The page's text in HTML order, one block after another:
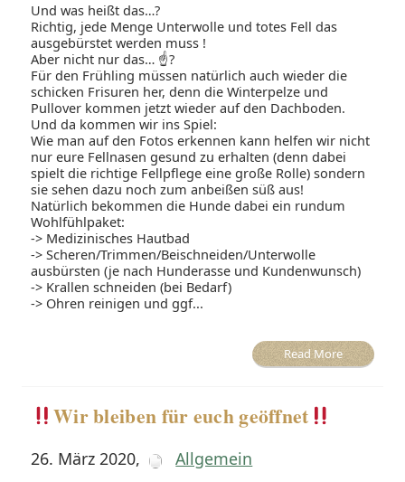
Und was heißt das…?
Richtig, jede Menge Unterwolle und totes Fell das
ausgebürstet werden muss !
Aber nicht nur das… ☝?
Für den Frühling müssen natürlich auch wieder die
schicken Frisuren her, denn die Winterpelze und
Pullover kommen jetzt wieder auf den Dachboden.
Und da kommen wir ins Spiel:
Wie man auf den Fotos erkennen kann helfen wir nicht
nur eure Fellnasen gesund zu erhalten (denn dabei
spielt die richtige Fellpflege eine große Rolle) sondern
sie sehen dazu noch zum anbeißen süß aus!
Natürlich bekommen die Hunde dabei ein rundum
Wohlfühlpaket:
-> Medizinisches Hautbad
-> Scheren/Trimmen/Beischneiden/Unterwolle
ausbürsten (je nach Hunderasse und Kundenwunsch)
-> Krallen schneiden (bei Bedarf)
-> Ohren reinigen und ggf...
Read More
Wir bleiben für euch geöffnet
26. März 2020, Allgemein